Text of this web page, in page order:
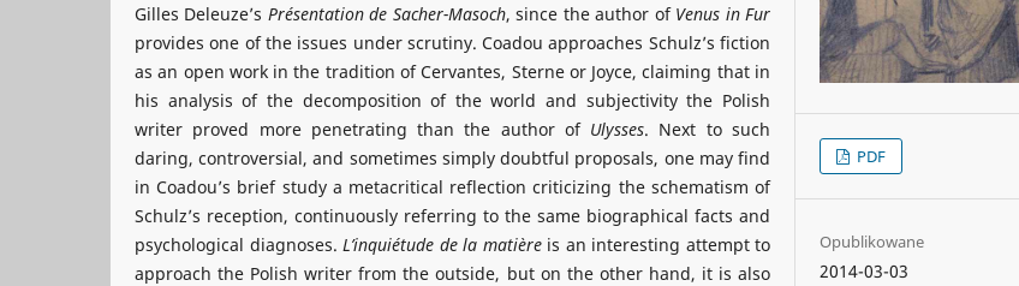
Gilles Deleuze’s Présentation de Sacher-Masoch, since the author of Venus in Fur
provides one of the issues under scrutiny. Coadou approaches Schulz’s fiction
as an open work in the tradition of Cervantes, Sterne or Joyce, claiming that in
his analysis of the decomposition of the world and subjectivity the Polish
writer proved more penetrating than the author of Ulysses. Next to such
daring, controversial, and sometimes simply doubtful proposals, one may find
in Coadou’s brief study a metacritical reflection criticizing the schematism of
Schulz’s reception, continuously referring to the same biographical facts and
psychological diagnoses. L’inquiétude de la matièreis an interesting attempt to
approach the Polish writer from the outside, but on the other hand, it is also
PDF
Opublikowane
2014-03-03